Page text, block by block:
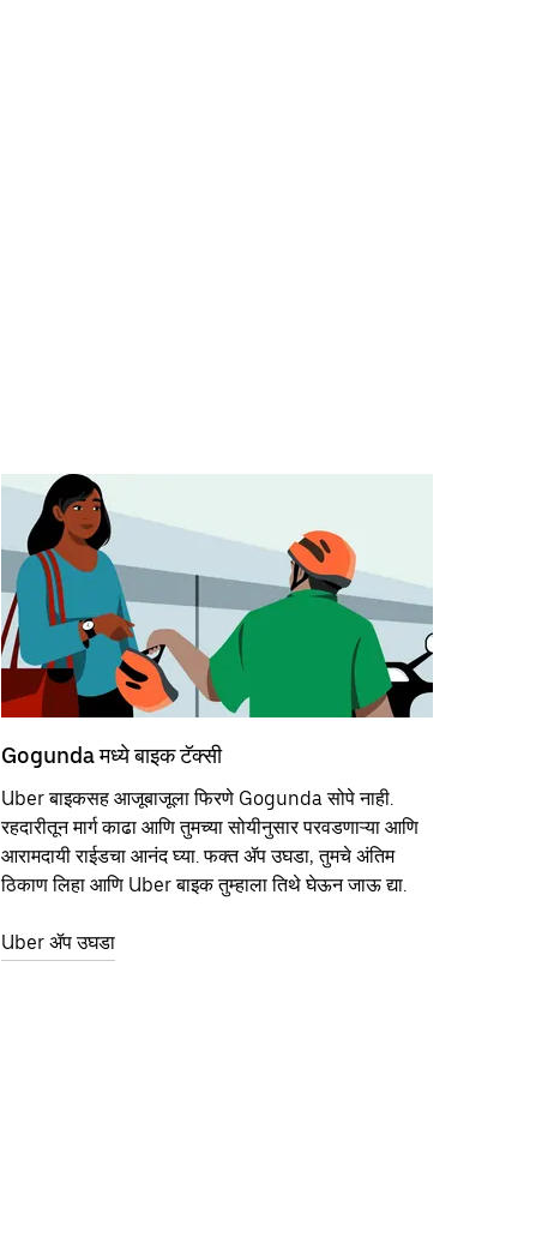
Gogunda मध्ये बाइक टॅक्सी
Uber बाइकसह आजूबाजूला फिरणे Gogunda सोपे नाही.
रहदारीतून मार्ग काढा आणि तुमच्या सोयीनुसार परवडणाऱ्या आणि
आरामदायी राईडचा आनंद घ्या. फक्त ॲप उघडा, तुमचे अंतिम
ठिकाण लिहा आणि Uber बाइक तुम्हाला तिथे घेऊन जाऊ द्या.
Uber ॲप उघडा